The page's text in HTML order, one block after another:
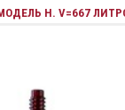
H. V=667